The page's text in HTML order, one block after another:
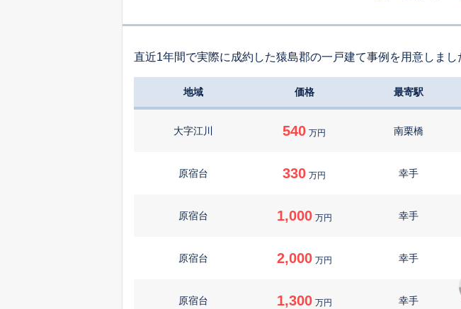
直近1年間で実際に成約した猿島郡の一戸建て事例を用意しま
地域 価格 最寄駅
大字江川 540 万円 南栗橋
原宿台 330 万円 幸手
原宿台 1,000 万円 幸手
原宿台 2,000 万円 幸手
原宿台 1,300 万円 幸手